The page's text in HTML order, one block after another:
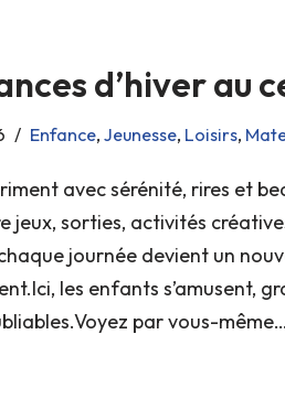
d’hiver au
Enfance, Jeunesse, Loisirs,
avec sérénité, rires et
jeux, sorties, activités
journée devient un
les enfants s’amusent,
par vous-